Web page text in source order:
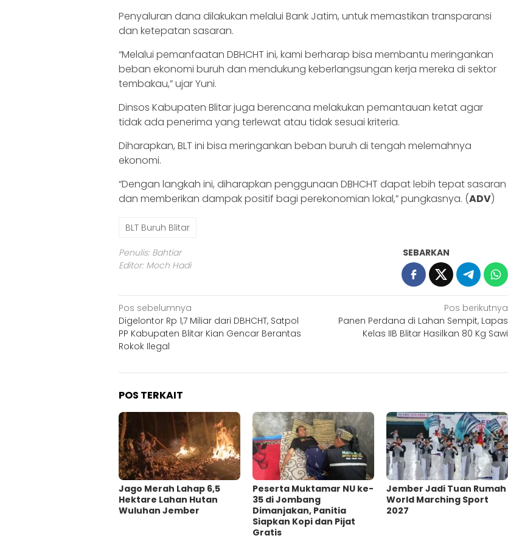
Penyaluran dana dilakukan melalui Bank Jatim, untuk memastikan transparansi
dan ketepatan sasaran.
“Melalui pemanfaatan DBHCHT ini, kami berharap bisa membantu meringankan
beban ekonomi buruh dan mendukung keberlangsungan kerja mereka di sektor
tembakau,” ujar Yuni.
Dinsos Kabupaten Blitar juga berencana melakukan pemantauan ketat agar
tidak ada penerima yang terlewat atau tidak sesuai kriteria.
Diharapkan, BLT ini bisa meringankan beban buruh di tengah melemahnya
ekonomi.
“Dengan langkah ini, diharapkan penggunaan DBHCHT dapat lebih tepat sasaran
dan memberikan dampak positif bagi perekonomian lokal,” pungkasnya. (ADV)
BLT Buruh Blitar
Penulis: Bahtiar
Editor: Moch Hadi
SEBARKAN
Navigasi
pos
Pos sebelumnya
Digelontor Rp 1,7 Miliar dari DBHCHT, Satpol
PP Kabupaten Blitar Kian Gencar Berantas
Rokok Ilegal
Pos berikutnya
Panen Perdana di Lahan Sempit, Lapas
Kelas IIB Blitar Hasilkan 80 Kg Sawi
POS TERKAIT
Jago Merah Lahap 6,5
Hektare Lahan Hutan
Wuluhan Jember
Peserta Muktamar NU ke-
35 di Jombang
Dimanjakan, Panitia
Siapkan Kopi dan Pijat
Gratis
Jember Jadi Tuan Rumah
World Marching Sport
2027